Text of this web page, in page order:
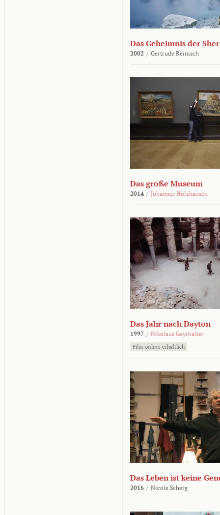
Das Geheimnis der
2002 / Gertrude Reinisch
Das große Museum
2014 / Johannes Holzhausen
Das Jahr nach Dayton
1997 / Nikolaus Geyrhalter
Film online erhältlich
Das Leben ist keine
2016 / Nicole Scherg